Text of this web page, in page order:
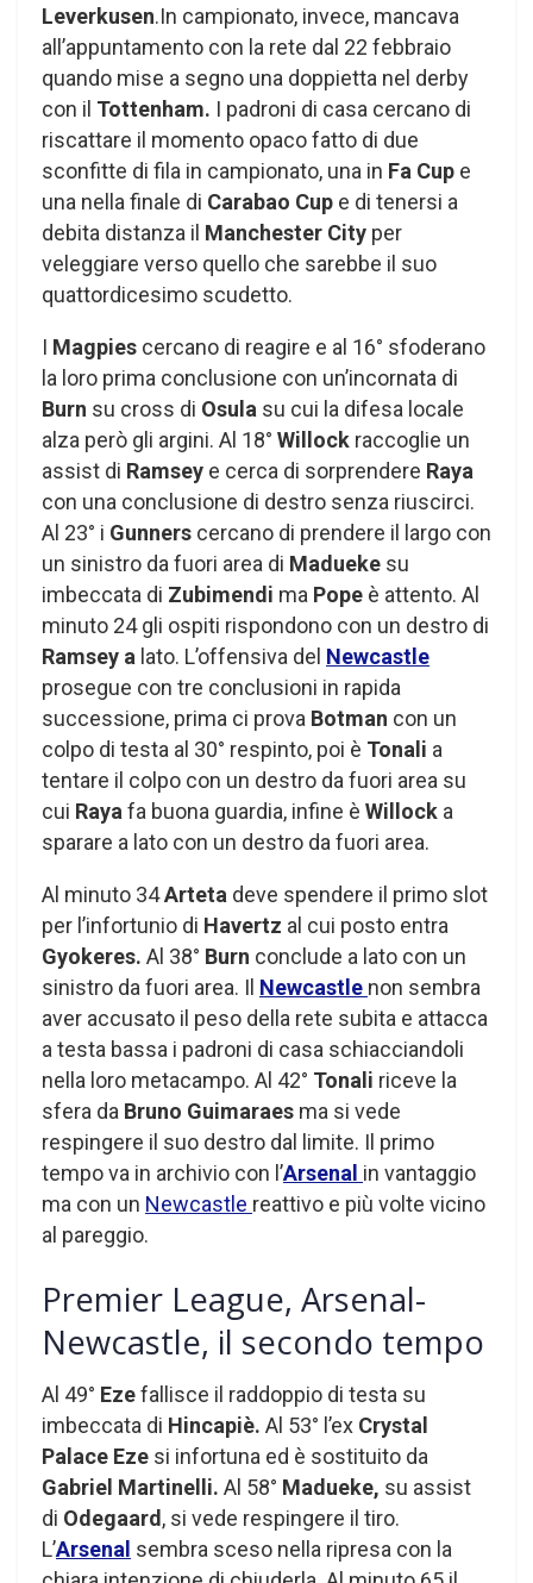
Leverkusen.In campionato, invece, mancava
all’appuntamento con la rete dal 22 febbraio
quando mise a segno una doppietta nel derby
con il Tottenham. I padroni di casa cercano di
riscattare il momento opaco fatto di due
sconfitte di fila in campionato, una in Fa Cup e
una nella finale di Carabao Cup e di tenersi a
debita distanza il Manchester City per
veleggiare verso quello che sarebbe il suo
quattordicesimo scudetto.
I Magpies cercano di reagire e al 16° sfoderano
la loro prima conclusione con un’incornata di
Burn su cross di Osula su cui la difesa locale
alza però gli argini. Al 18° Willock raccoglie un
assist di Ramsey e cerca di sorprendere Raya
con una conclusione di destro senza riuscirci.
Al 23° i Gunners cercano di prendere il largo con
un sinistro da fuori area di Madueke su
imbeccata di Zubimendi ma Pope è attento. Al
minuto 24 gli ospiti rispondono con un destro di
Ramsey a lato. L’offensiva del Newcastle
prosegue con tre conclusioni in rapida
successione, prima ci prova Botman con un
colpo di testa al 30° respinto, poi è Tonali a
tentare il colpo con un destro da fuori area su
cui Raya fa buona guardia, infine è Willock a
sparare a lato con un destro da fuori area.
Al minuto 34Arteta deve spendere il primo slot
per l’infortunio di Havertz al cui posto entra
Gyokeres. Al 38° Burn conclude a lato con un
sinistro da fuori area. Il Newcastle non sembra
aver accusato il peso della rete subita e attacca
a testa bassa i padroni di casa schiacciandoli
nella loro metacampo. Al 42° Tonali riceve la
sfera da Bruno Guimaraes ma si vede
respingere il suo destro dal limite. Il primo
tempo va in archivio con l’Arsenal in vantaggio
ma con un Newcastle reattivo e più volte vicino
al pareggio.
Premier League, Arsenal-
Newcastle, il secondo tempo
Al 49° Ezefallisce il raddoppio di testa su
imbeccata di Hincapiè. Al 53° l’ex Crystal
Palace Eze si infortuna ed è sostituito da
Gabriel Martinelli. Al 58° Madueke, su assist
di Odegaard, si vede respingere il tiro.
L’Arsenal sembra sceso nella ripresa con la